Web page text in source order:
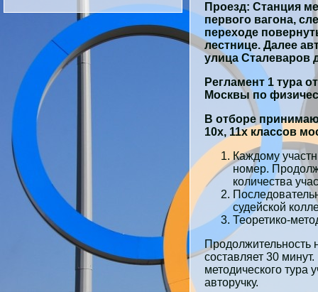
Проезд: Станция
первого вагона,
переходе
лестнице. Далее
улица Сталеваров
Регламент 1 тура
Москвыпо
В отборе
10х, 11х классов
Каждому
номер.
количества
судейской
Теоретико-
Продолжительность
составляет 30
методического
авторучку.